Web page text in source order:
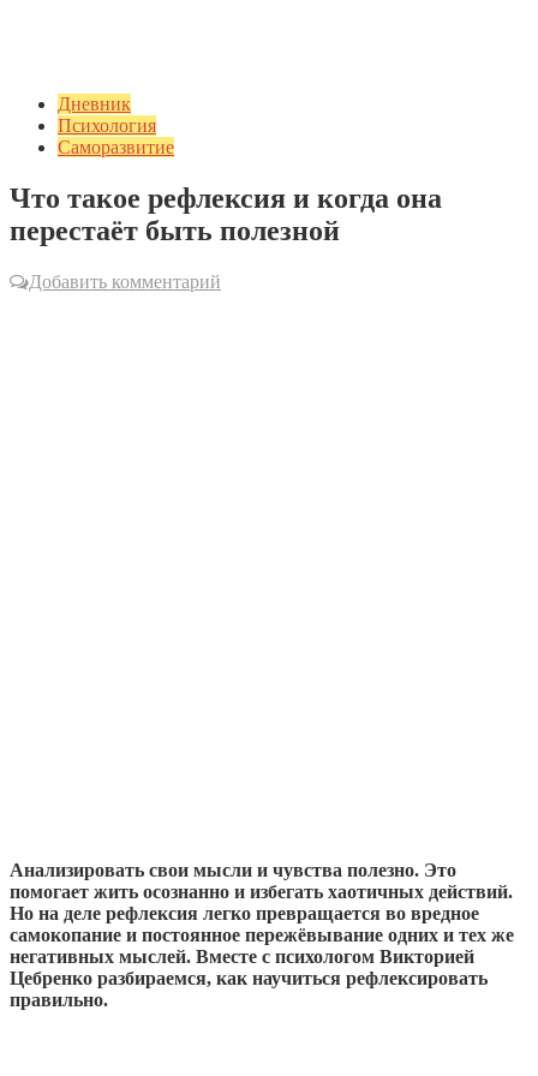
Дневник
Психология
Саморазвитие
Что такое рефлексия и когда она
перестаёт быть полезной
Добавить комментарий
Анализировать свои мысли и чувства полезно. Это
помогает жить осознанно и избегать хаотичных действий.
Но на деле рефлексия легко превращается во вредное
самокопание и постоянное пережёвывание одних и тех же
негативных мыслей. Вместе с психологом Викторией
Цебренко разбираемся, как научиться рефлексировать
правильно.